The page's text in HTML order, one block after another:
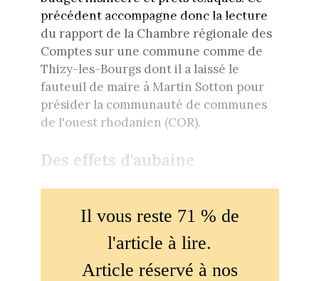
précédent accompagne donc la lecture
du rapport de la Chambre régionale des
Comptes sur une commune comme de
Thizy-les-Bourgs dont il a laissé le
fauteuil de maire à Martin Sotton pour
présider la communauté de communes
de l'ouest rhodanien (COR).
Des effets d'aubaine
Il vous reste 71 % de
l'article à lire.
Article réservé à nos